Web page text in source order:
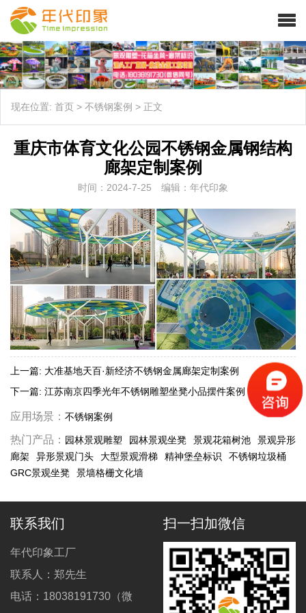
现在位置: 首页 > 不锈钢案例 > 正文
重庆市体育文化公园不锈钢金属钢结构
廊架定制案例
时间：2024-7-25 编辑：年代印象
上一篇: 大准基地天百·新经济不锈钢金属廊架定制案例
下一篇: 江苏南京四季光年不锈钢雕塑坐凳小品摆件案例
应用场景： 不锈钢案例
热门产品： 园林景观雕塑 园林景观坐凳 景观花箱树池
景观异形
廊架
异形景观门头 大型景观滑梯 精神堡垒标识
不锈钢垃圾桶
GRC景观坐凳
景墙格栅文化墙
联系我们
年代印象工厂
联系人：郑先生
电话：18038191730（微
扫一扫加微信